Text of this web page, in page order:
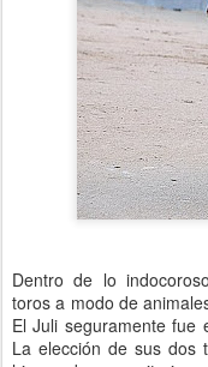
Dentro de lo
toros a modo de
El Juli seguramente fue
La elección de sus dos